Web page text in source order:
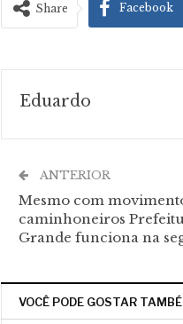
Share Facebook
Eduardo
ANTERIOR
Mesmo com
caminhoneiros
Grande funciona na
VOCÊ PODE GOSTAR